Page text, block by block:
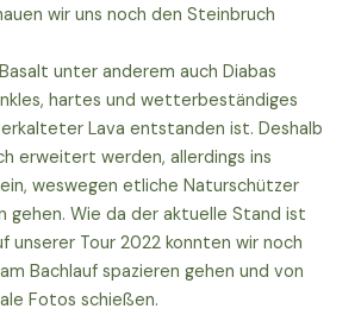
wir uns noch den Steinbruch
unter anderem auch Diabas
hartes und wetterbeständiges
Lava entstanden ist. Deshalb
erweitert werden, allerdings ins
weswegen etliche Naturschützer
gehen. Wie da der aktuelle Stand ist
unserer Tour 2022 konnten wir noch
Bachlauf spazieren gehen und von
Fotos schießen.